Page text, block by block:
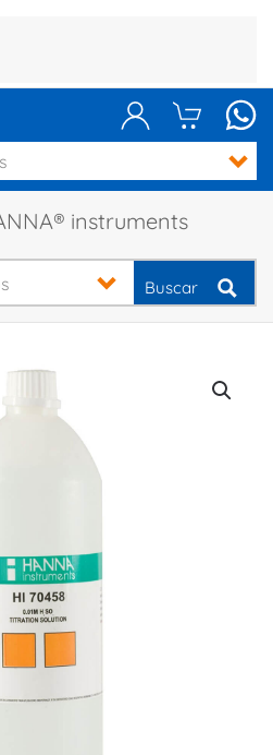
instruments
Buscar